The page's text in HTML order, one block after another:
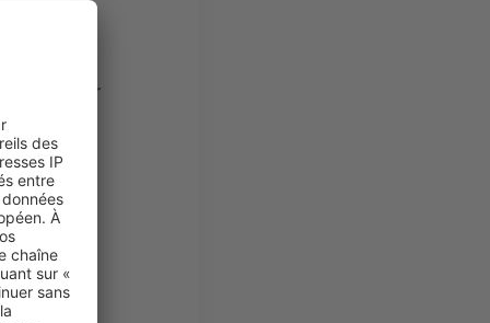
et le
+ 17 % par
de 13 %
la TVA à
Lyon et